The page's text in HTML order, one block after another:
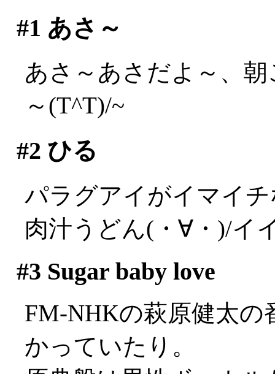
#1 あさ～
あさ～あさだよ～、
～(T^T)/~
#2 ひる
パラグアイがイマイ
肉汁うどん(・∀・)/イ
#3 Sugar baby love
FM-NHKの萩原健太
かっていたり。